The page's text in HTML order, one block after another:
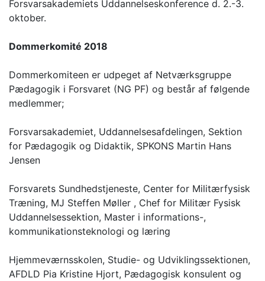
Forsvarsakademiets Uddannelseskonference d. 2.-3.
oktober.
Dommerkomité 2018
Dommerkomiteen er udpeget af Netværksgruppe
Pædagogik i Forsvaret (NG PF) og består af følgende
medlemmer;
Forsvarsakademiet, Uddannelsesafdelingen, Sektion
for Pædagogik og Didaktik, SPKONS Martin Hans
Jensen
Forsvarets Sundhedstjeneste, Center for Militærfysisk
Træning, MJ Steffen Møller , Chef for Militær Fysisk
Uddannelsessektion, Master i informations-,
kommunikationsteknologi og læring
Hjemmeværnsskolen, Studie- og Udviklingssektionen,
AFDLD Pia Kristine Hjort, Pædagogisk konsulent og